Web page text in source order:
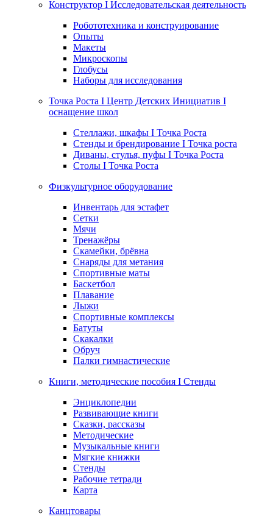
Конструктор I Исследовательская деятельность
Робототехника и конструирование
Опыты
Макеты
Микроскопы
Глобусы
Наборы для исследования
Точка Роста I Центр Детских Инициатив I
оснащение школ
Стеллажи, шкафы I Точка Роста
Стенды и брендирование I Точка роста
Диваны, стулья, пуфы I Точка Роста
Столы I Точка Роста
Физкультурное оборудование
Инвентарь для эстафет
Сетки
Мячи
Тренажёры
Скамейки, брёвна
Снаряды для метания
Спортивные маты
Баскетбол
Плавание
Лыжи
Спортивные комплексы
Батуты
Скакалки
Обруч
Палки гимнастические
Книги, методические пособия I Стенды
Энциклопедии
Развивающие книги
Сказки, рассказы
Методические
Музыкальные книги
Мягкие книжки
Стенды
Рабочие тетради
Карта
Канцтовары